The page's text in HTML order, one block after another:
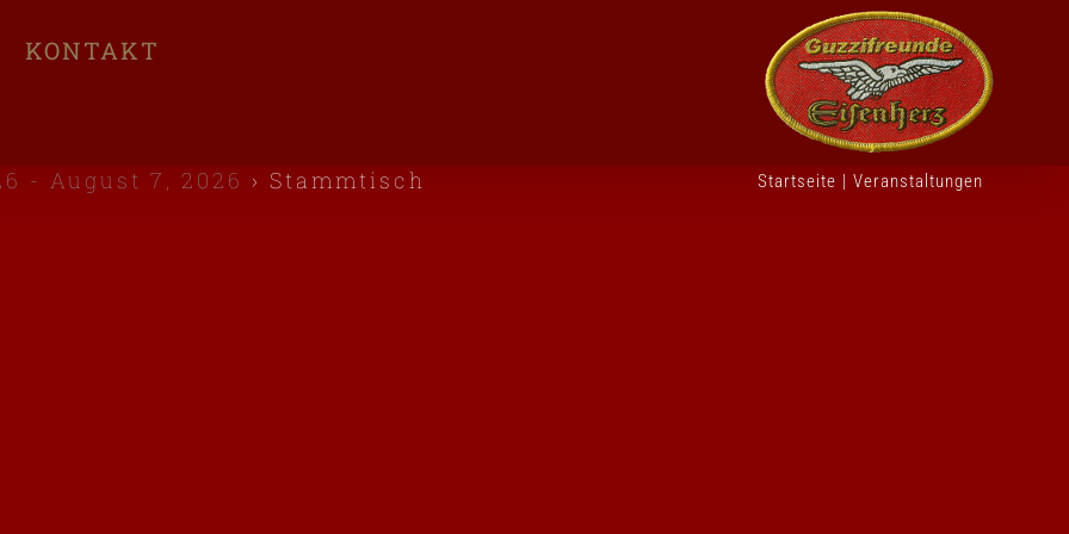
KONTAKT
- August 7, 2026 › Stammtisch Startseite | Veranstaltungen